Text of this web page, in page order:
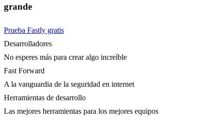
grande
Prueba Fastly gratis
Desarrolladores
No esperes más para crear algo increíble
Fast Forward
A la vanguardia de la seguridad en internet
Herramientas de desarrollo
Las mejores herramientas para los mejores equipos